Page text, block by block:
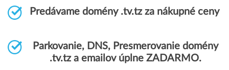
Predávame domény .tv.tz za nákupné ceny
Parkovanie, DNS, Presmerovanie domény
.tv.tz a emailov úplne ZADARMO.